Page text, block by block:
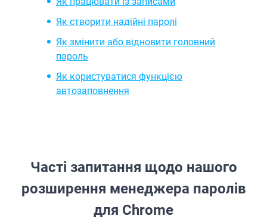
Як створити надійні паролі
Як змінити або відновити головний
пароль
Як користуватися функцією
автозаповнення
Часті запитання щодо нашого
розширення менеджера паролів
для Chrome